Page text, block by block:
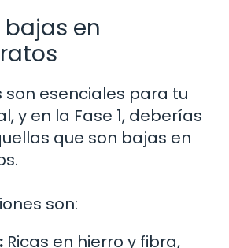
en
son esenciales para tu
y en la Fase 1, deberías
que son bajas en
son:
Ricas en hierro y fibra,